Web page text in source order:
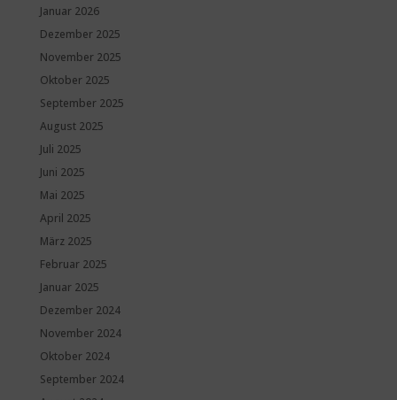
Januar 2026
Dezember 2025
November 2025
Oktober 2025
September 2025
August 2025
Juli 2025
Juni 2025
Mai 2025
April 2025
März 2025
Februar 2025
Januar 2025
Dezember 2024
November 2024
Oktober 2024
September 2024